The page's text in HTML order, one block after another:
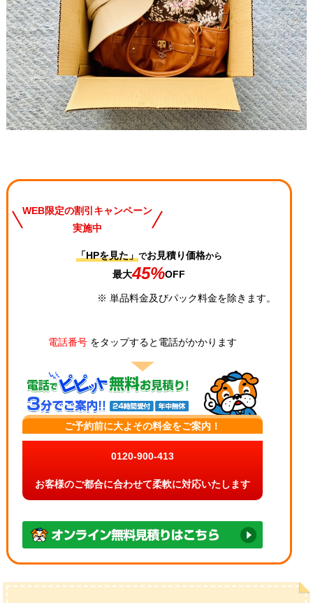
WEB限定の割引キャンペーン
実施中
「HPを見た」 でお見積り価格から
最大45%OFF
※ 単品料金及びパック料金を除きます。
電話番号 をタップすると電話がかかります
ご予約前に大よその料金をご案内！
0120-900-413
お客様のご都合に合わせて柔軟に対応いたします